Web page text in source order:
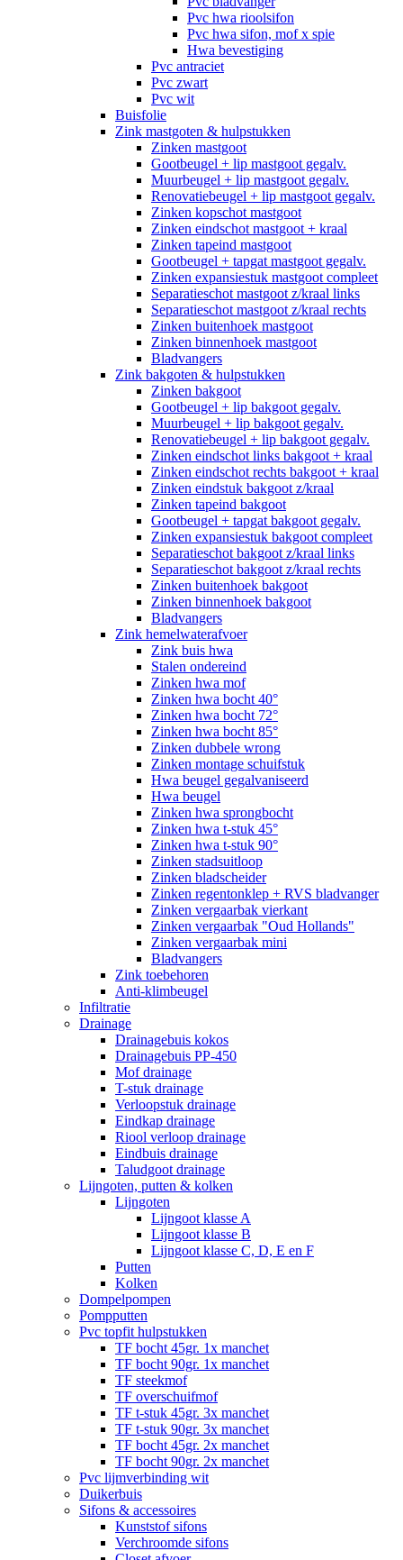
Pvc hwa rioolsifon
Pvc hwa sifon, mof x spie
Hwa bevestiging
Pvc antraciet
Pvc zwart
Pvc wit
Buisfolie
Zink mastgoten & hulpstukken
Zinken mastgoot
Gootbeugel + lip mastgoot gegalv.
Muurbeugel + lip mastgoot gegalv.
Renovatiebeugel + lip mastgoot gegalv.
Zinken kopschot mastgoot
Zinken eindschot mastgoot + kraal
Zinken tapeind mastgoot
Gootbeugel + tapgat mastgoot gegalv.
Zinken expansiestuk mastgoot compleet
Separatieschot mastgoot z/kraal links
Separatieschot mastgoot z/kraal rechts
Zinken buitenhoek mastgoot
Zinken binnenhoek mastgoot
Bladvangers
Zink bakgoten & hulpstukken
Zinken bakgoot
Gootbeugel + lip bakgoot gegalv.
Muurbeugel + lip bakgoot gegalv.
Renovatiebeugel + lip bakgoot gegalv.
Zinken eindschot links bakgoot + kraal
Zinken eindschot rechts bakgoot + kraal
Zinken eindstuk bakgoot z/kraal
Zinken tapeind bakgoot
Gootbeugel + tapgat bakgoot gegalv.
Zinken expansiestuk bakgoot compleet
Separatieschot bakgoot z/kraal links
Separatieschot bakgoot z/kraal rechts
Zinken buitenhoek bakgoot
Zinken binnenhoek bakgoot
Bladvangers
Zink hemelwaterafvoer
Zink buis hwa
Stalen ondereind
Zinken hwa mof
Zinken hwa bocht 40°
Zinken hwa bocht 72°
Zinken hwa bocht 85°
Zinken dubbele wrong
Zinken montage schuifstuk
Hwa beugel gegalvaniseerd
Hwa beugel
Zinken hwa sprongbocht
Zinken hwa t-stuk 45°
Zinken hwa t-stuk 90°
Zinken stadsuitloop
Zinken bladscheider
Zinken regentonklep + RVS bladvanger
Zinken vergaarbak vierkant
Zinken vergaarbak "Oud Hollands"
Zinken vergaarbak mini
Bladvangers
Zink toebehoren
Anti-klimbeugel
Infiltratie
Drainage
Drainagebuis kokos
Drainagebuis PP-450
Mof drainage
T-stuk drainage
Verloopstuk drainage
Eindkap drainage
Riool verloop drainage
Eindbuis drainage
Taludgoot drainage
Lijngoten, putten & kolken
Lijngoten
Lijngoot klasse A
Lijngoot klasse B
Lijngoot klasse C, D, E en F
Putten
Kolken
Dompelpompen
Pompputten
Pvc topfit hulpstukken
TF bocht 45gr. 1x manchet
TF bocht 90gr. 1x manchet
TF steekmof
TF overschuifmof
TF t-stuk 45gr. 3x manchet
TF t-stuk 90gr. 3x manchet
TF bocht 45gr. 2x manchet
TF bocht 90gr. 2x manchet
Pvc lijmverbinding wit
Duikerbuis
Sifons & accessoires
Kunststof sifons
Verchroomde sifons